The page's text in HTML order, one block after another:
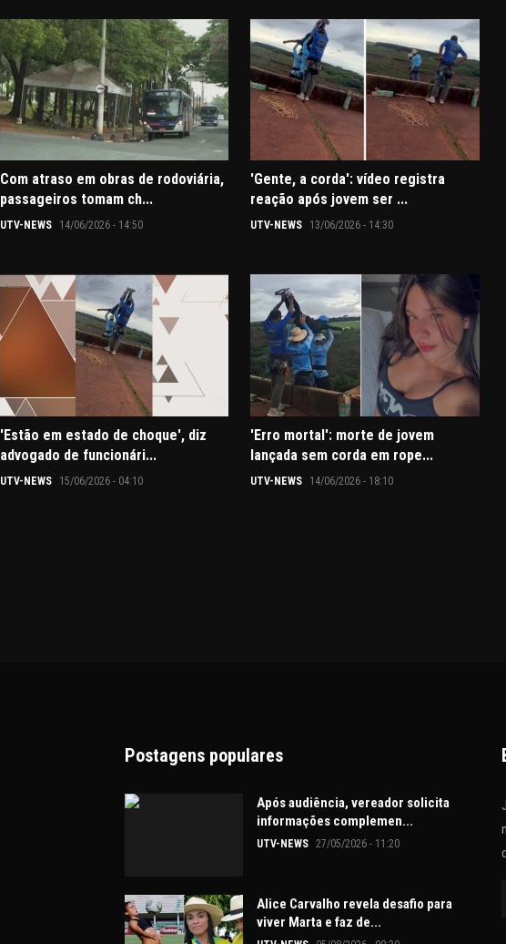
Com atraso em obras de rodoviária,
passageiros tomam ch...
UTV-NEWS 14/06/2026 - 14:50
'Gente, a corda': vídeo registra
reação após jovem ser ...
UTV-NEWS 13/06/2026 - 14:30
'Estão em estado de choque', diz
advogado de funcionári...
UTV-NEWS 15/06/2026 - 04:10
'Erro mortal': morte de jovem
lançada sem corda em rope...
UTV-NEWS 14/06/2026 - 18:10
Postagens populares
Após audiência, vereador solicita
informações complemen...
UTV-NEWS 27/05/2026 - 11:20
Alice Carvalho revela desafio para
viver Marta e faz de...